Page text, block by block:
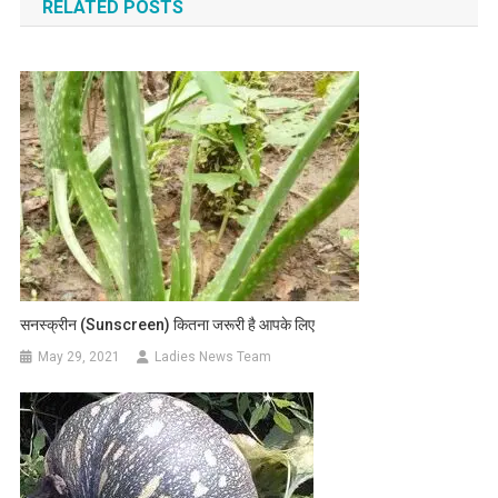
RELATED POSTS
सनस्क्रीन (Sunscreen) कितना जरूरी है आपके लिए
May 29, 2021 Ladies News Team